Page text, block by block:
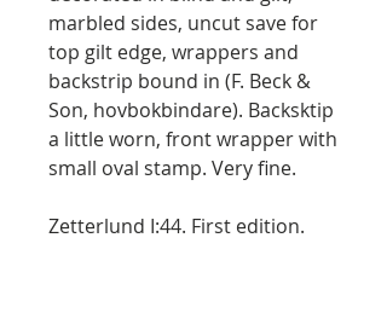
marbled sides, uncut save for
top gilt edge, wrappers and
backstrip bound in (F. Beck &
Son, hovbokbindare). Backsktip
a little worn, front wrapper with
small oval stamp. Very fine.
Zetterlund I:44. First edition.